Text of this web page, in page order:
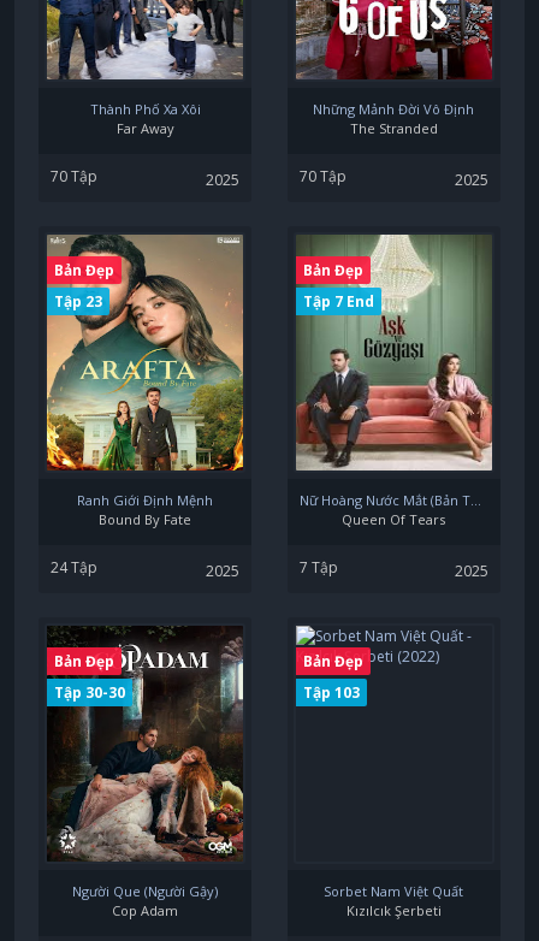
Thành Phố Xa Xôi
Far Away
70 Tập 2025
Những Mảnh Đời Vô Định
The Stranded
70 Tập 2025
Bản Đẹp
Tập 23
Ranh Giới Định Mệnh
Bound By Fate
24 Tập 2025
Bản Đẹp
Tập 7 End
Nữ Hoàng Nước Mắt (Bản Thổ)
Queen Of Tears
7 Tập 2025
Bản Đẹp
Tập 30-30
Người Que (Người Gậy)
Cop Adam
Bản Đẹp
Tập 103
Sorbet Nam Việt Quất
Kızılcık Şerbeti